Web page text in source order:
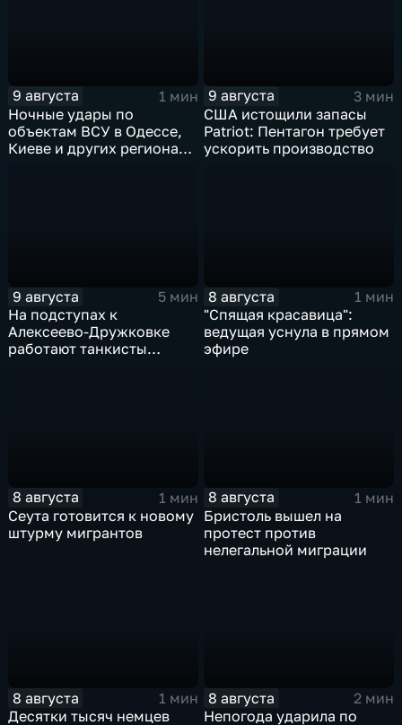
9 августа
1 мин
Ночные удары по
объектам ВСУ в Одессе,
Киеве и других регионах
9 августа
3 мин
США истощили запасы
Patriot: Пентагон требует
ускорить производство
9 августа
5 мин
На подступах к
Алексеево-Дружковке
работают танкисты
8 августа
1 мин
"Спящая красавица":
ведущая уснула в прямом
эфире
8 августа
1 мин
Сеута готовится к новому
штурму мигрантов
8 августа
1 мин
Бристоль вышел на
протест против
нелегальной миграции
8 августа
1 мин
Десятки тысяч немцев
8 августа
2 мин
Непогода ударила по